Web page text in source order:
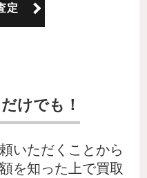
定
けでも！
いただくことから
を知った上で買取